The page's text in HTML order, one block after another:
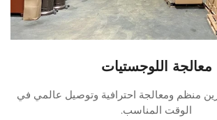
معالجة اللوجستيات
منظم ومعالجة احترافية وتوصيل عالمي في
الوقت المناسب.